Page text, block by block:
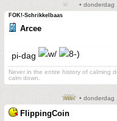
• donderdag
FOK!-Schrikkelbaas
Arcee
pi-dag
Never in the entire history of calming
calm down.
• donderdag
FlippingCoin